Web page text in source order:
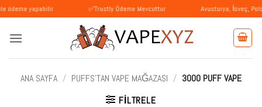
İçeriğe
atla
yapabilir ✅Trustly Ödeme Mevcuttur Avusturya, İsveç, Polonya'ya
ANA SAYFA / PUFFS'TAN VAPE MAĞAZASI / 3000 PUFF VAPE
FILTRELE